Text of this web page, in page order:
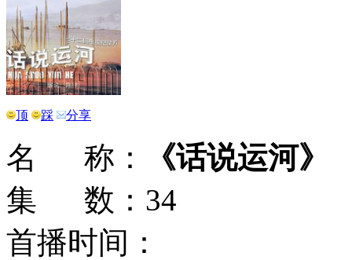
顶 踩 分享
名 称：
《话说运河》
集 数：34
首播时间：